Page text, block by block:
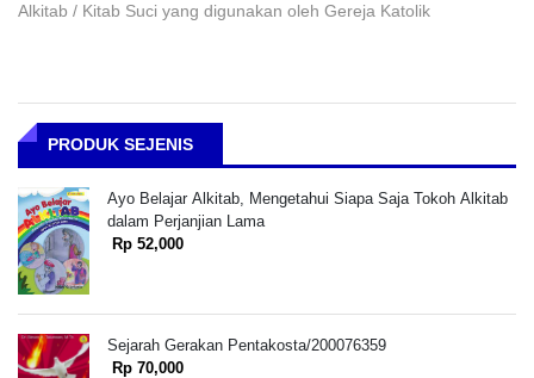
Alkitab / Kitab Suci yang digunakan oleh Gereja Katolik
PRODUK SEJENIS
Ayo Belajar Alkitab, Mengetahui Siapa Saja Tokoh Alkitab
dalam Perjanjian Lama
Rp 52,000
Sejarah Gerakan Pentakosta/200076359
Rp 70,000